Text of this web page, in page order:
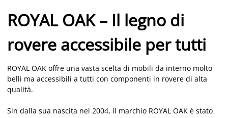
ROYAL OAK – Il legno di
rovere accessibile per tutti
ROYAL OAK offre una vasta scelta di mobili da interno molto
belli ma accessibili a tutti con componenti in rovere di alta
qualità.
Sin dalla sua nascita nel 2004, il marchio ROYAL OAK è stato